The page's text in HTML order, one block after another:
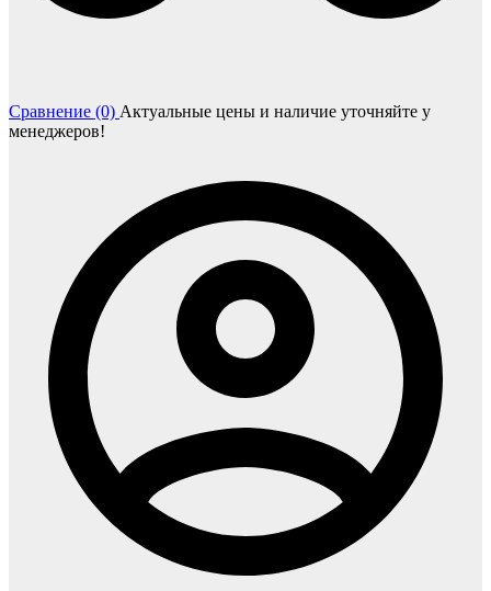
Сравнение (0) Актуальные цены и наличие уточняйте у
менеджеров!